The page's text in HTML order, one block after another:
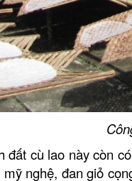
đất cù lao này còn
mỹ nghệ, đan giỏ